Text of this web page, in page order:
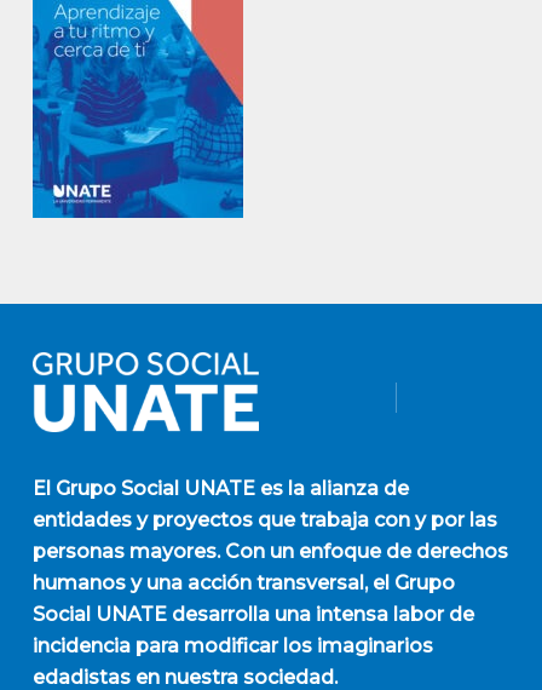
El Grupo Social UNATEes la alianza de
entidades y proyectos que trabaja con y por las
personas mayores. Con un enfoque de derechos
humanos y una acción transversal, el Grupo
Social UNATE desarrolla una intensa labor de
incidencia para modificar los imaginarios
edadistas en nuestra sociedad.